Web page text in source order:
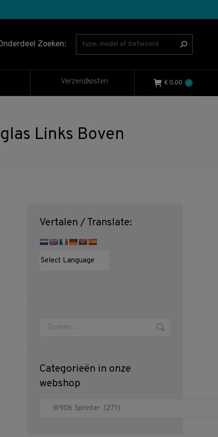
Zoeken:
Verzendkosten € 0,00 0
Links Boven
Vertalen / Translate:
Zoeken:
Categorieën in onze
webshop